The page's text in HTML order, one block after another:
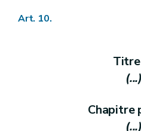
Art. 441
Art. 442
sexies
Art. 10.
(...)
Chapitre
(...)